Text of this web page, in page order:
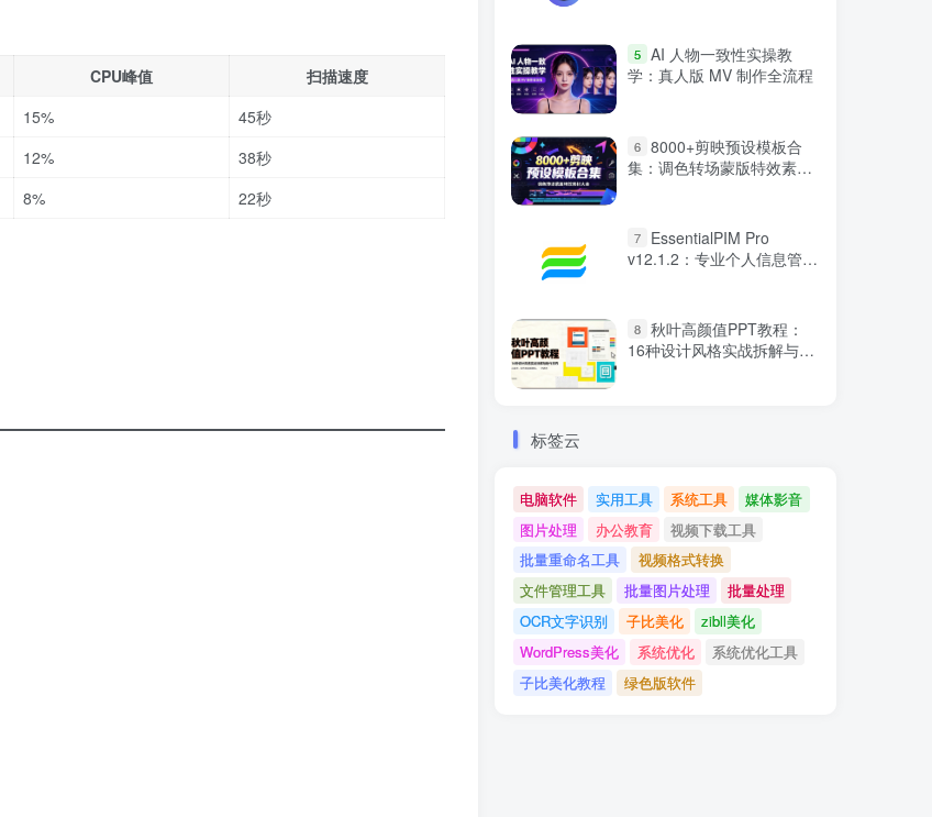
CPU峰值
扫描速度
15%
45秒
12%
38秒
8% 22秒
5 AI 人物一致性实操教
学：真人版 MV 制作全流程
6 8000+剪映预设模板合
集：调色转场蒙版特效素材
7
EssentialPIM Pro
v12.1.2：专业个人信息管理
8 秋叶高颜值PPT教程：
16种设计风格实战拆解与制
标签云
电脑软件 实用工具 系统工具
媒体影音
图片处理
办公教育
视频下载工具
批量重命名工具
视频格式转换
文件管理工具
批量图片处理
批量处理
OCR文字识别
子比美化
zibll美化
WordPress美化
系统优化
系统优化工具
子比美化教程
绿色版软件